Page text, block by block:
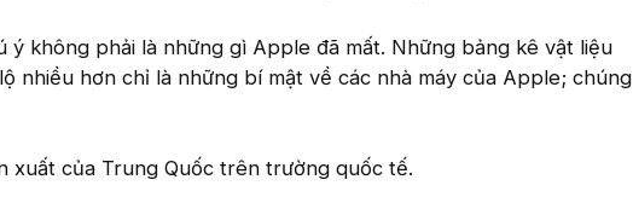
ý không phải là những gì Apple đã mất. Những bảng kê vật liệu
nhiều hơn chỉ là những bí mật về các nhà máy của Apple; chúng
xuất của Trung Quốc trên trường quốc tế.